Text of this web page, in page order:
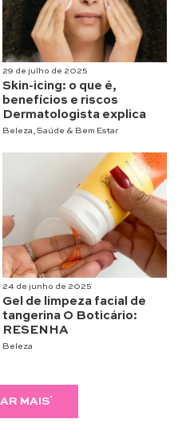
29 de julho de 2025
Skin-icing: o que é,
benefícios e riscos
Dermatologista explica
Beleza Saúde & Bem Estar
24 de junho de 2025
Gel de limpeza facial de
tangerina O Boticário:
RESENHA
Beleza
MAIS